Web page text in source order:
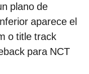
plano de
aparece el
o title track
para NCT